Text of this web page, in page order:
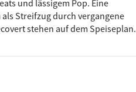
und lässigem Pop. Eine
Streifzug durch vergangene
stehen auf dem Speiseplan.